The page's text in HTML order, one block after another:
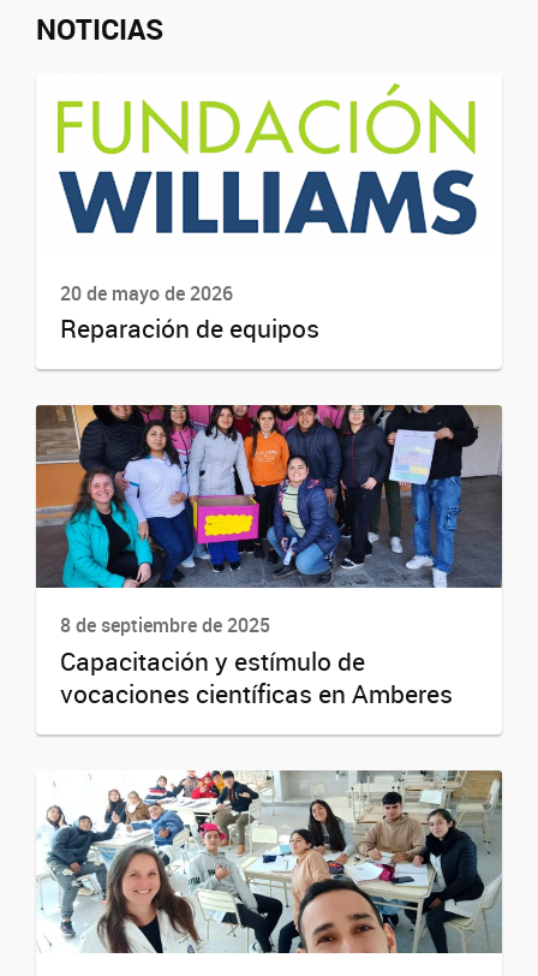
NOTICIAS
20 de mayo de 2026
Reparación de equipos
8 de septiembre de 2025
Capacitación y estímulo de
vocaciones científicas en Amberes